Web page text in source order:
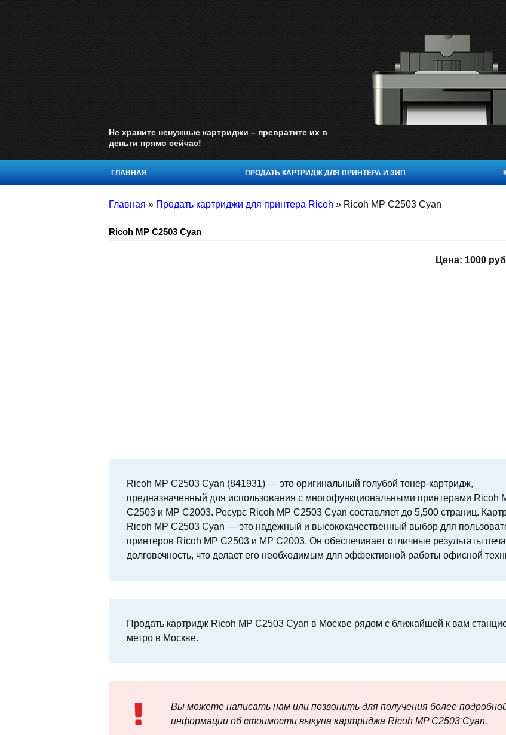
Не храните ненужные картриджи – превратите их в
деньги прямо сейчас!
ГЛАВНАЯ ПРОДАТЬ КАРТРИДЖ ДЛЯ ПРИНТЕРА И ЗИП
Главная » Продать картриджи для принтера Ricoh » Ricoh MP C2503 Cyan
Ricoh MP C2503 Cyan
Цена: 1000
Ricoh MP C2503 Cyan (841931) — это оригинальный голубой тонер-картридж,
предназначенный для использования с многофункциональными принтерами Ricoh
C2503 и MP C2003. Ресурс Ricoh MP C2503 Cyan составляет до 5,500 страниц.
Ricoh MP C2503 Cyan — это надежный и высококачественный выбор для
принтеров Ricoh MP C2503 и MP C2003. Он обеспечивает отличные результаты
долговечность, что делает его необходимым для эффективной работы офисной
Продать картридж Ricoh MP C2503 Cyan в Москве рядом с ближайшей к вам
метро в Москве.
Вы можете написать нам или позвонить для получения более
информации об стоимости выкупа картриджа Ricoh MP C2503 Cyan.